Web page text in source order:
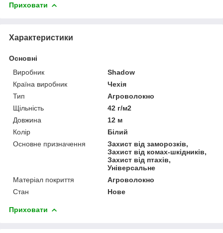
Приховати
Характеристики
Основні
Виробник
Shadow
Країна виробник
Чехія
Тип
Агроволокно
Щільність
42 г/м2
Довжина
12 м
Колір
Білий
Основне призначення
Захист від заморозків,
Захист від комах-шкідників,
Захист від птахів,
Універсальне
Матеріал покриття
Агроволокно
Стан
Нове
Приховати